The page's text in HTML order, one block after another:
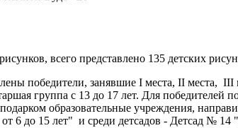
всего представлено 135 детских
победители, занявшие I места, II места,
группа с 13 до 17 лет. Для
образовательные учреждения,
6 до 15 лет" и среди детсадов - Детсад № 14